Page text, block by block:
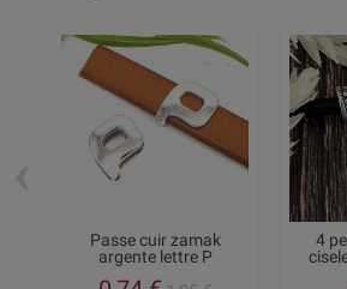
Passe cuir zamak
argente lettre P
arrondie...
4